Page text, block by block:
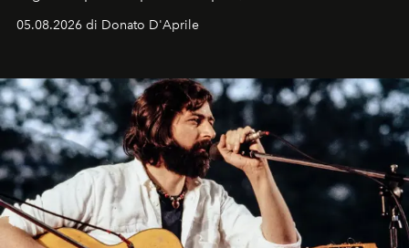
logomania pensata per la spiaggia
Kate, Claudia e Carla una dietro l'altra. Trent'anni dopo,
uno dei documenti più contemporanei che abbiamo.
05.08.2026 di Donato D'Aprile